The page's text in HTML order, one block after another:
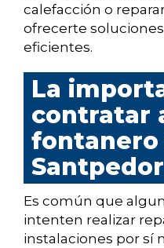
calefacción o
ofrecerte
eficientes.
La
contratar
fontanero
Es común que
intenten realizar
instalaciones por sí